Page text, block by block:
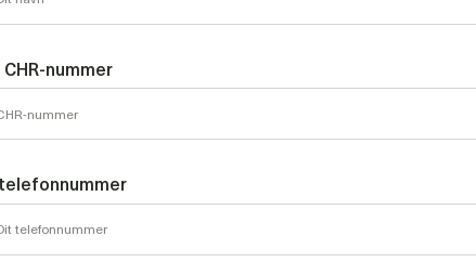
nummer